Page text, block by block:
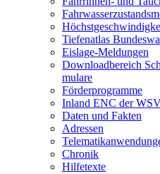
Tie­fe­n­at­las
Eis­la­ge-​Mel­dun­gen
Dow­n­load­be­reich
mu­la­re
För­der­pro­gram­me
In­land ENC der
Da­ten und Fak­ten
Adres­sen
Chro­nik
Hil­fe­tex­te